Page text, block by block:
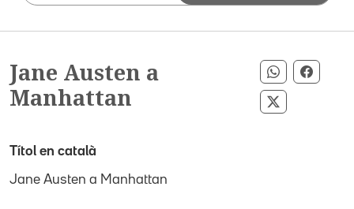
Jane Austen a
Manhattan
Compartir
Compartir
Títol en català
Jane Austen a Manhattan